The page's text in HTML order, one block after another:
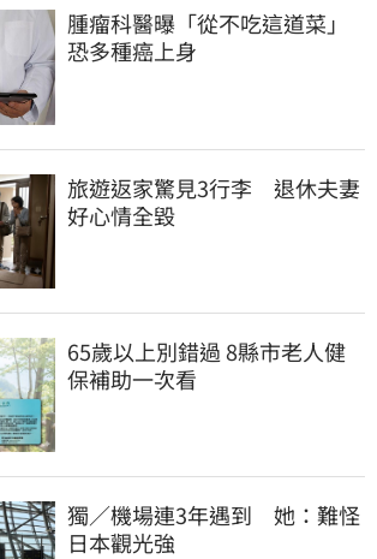
腫瘤科醫曝「從不吃這道菜」
恐多種癌上身
旅遊返家驚見3行李　退休夫妻
好心情全毀
65歲以上別錯過 8縣市老人健
保補助一次看
獨／機場連3年遇到　她：難怪
日本觀光強